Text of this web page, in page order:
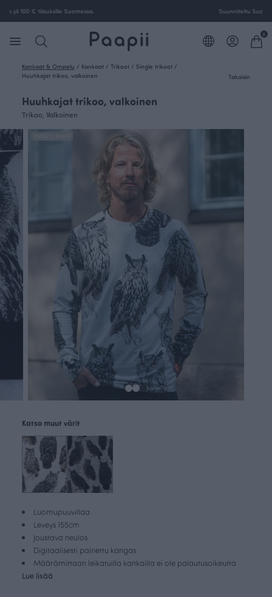
Ilmainen toimitus yli 100 € tilauksille Suomessa.
0
Kankaat & Ompelu / Kankaat / Trikoot / Single trikoot /
Huuhkajat trikoo, valkoinen
Takaisin
Huuhkajat trikoo, valkoinen
Trikoo, Valkoinen
Luomupuuvillaa
Leveys 155cm
Joustava neulos
Digitaalisesti painettu kangas
Määrämittaan leikatuilla kankailla ei ole palautusoikeutta
Lue lisää
Katso muut värit